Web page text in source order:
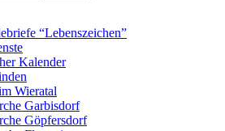
“Lebenszeichen”
Kalender
Wieratal
Garbisdorf
Göpfersdorf